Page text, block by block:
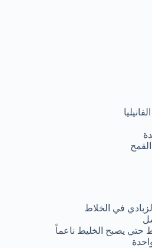
في الخلاط
حتي يصبح الخليط ناعماً